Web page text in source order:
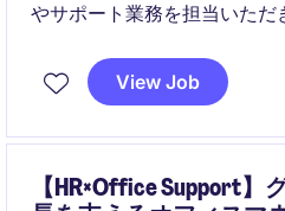
やサポート業務を担当いただ
な役割を担っていただきます。
View Job
【HR×Office Support